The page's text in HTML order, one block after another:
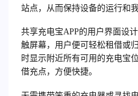
站点，从而保持设备的运行和
共享充电宝APP的用户界面设
触屏幕，用户便可轻松租借或
时显示附近所有可用的充电宝
借充点，方便快捷。